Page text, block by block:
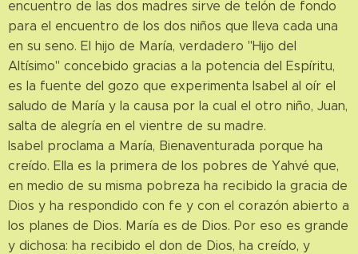
encuentro de las dos madres sirve de telón de fondo
para el encuentro de los dos niños que lleva cada una
en su seno. El hijo de María, verdadero "Hijo del
Altísimo" concebido gracias a la potencia del Espíritu,
es la fuente del gozo que experimenta Isabel al oír el
saludo de María y la causa por la cual el otro niño, Juan,
salta de alegría en el vientre de su madre.
Isabel proclama a María, Bienaventurada porque ha
creído. Ella es la primera de los pobres de Yahvé que,
en medio de su misma pobreza ha recibido la gracia de
Dios y ha respondido con fe y con el corazón abierto a
los planes de Dios. María es de Dios. Por eso es grande
y dichosa: ha recibido el don de Dios, ha creído, y